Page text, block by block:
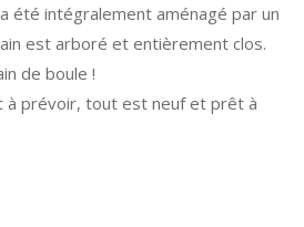
été intégralement aménagé par un
est arboré et entièrement clos.
de boule !
à prévoir, tout est neuf et prêt à